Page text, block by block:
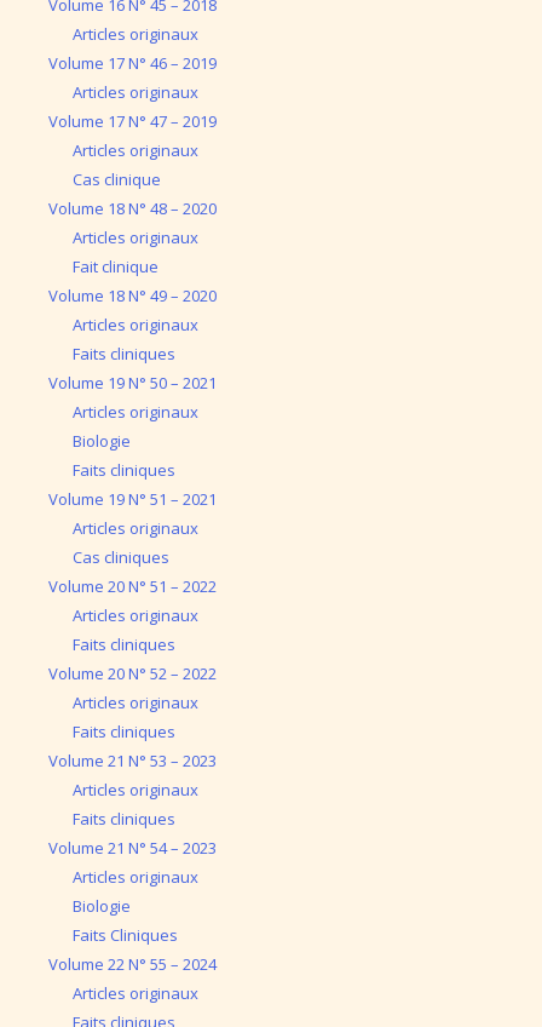
Articles originaux
Volume 17 N° 46 – 2019
Articles originaux
Volume 17 N° 47 – 2019
Articles originaux
Cas clinique
Volume 18 N° 48 – 2020
Articles originaux
Fait clinique
Volume 18 N° 49 – 2020
Articles originaux
Faits cliniques
Volume 19 N° 50 – 2021
Articles originaux
Biologie
Faits cliniques
Volume 19 N° 51 – 2021
Articles originaux
Cas cliniques
Volume 20 N° 51 – 2022
Articles originaux
Faits cliniques
Volume 20 N° 52 – 2022
Articles originaux
Faits cliniques
Volume 21 N° 53 – 2023
Articles originaux
Faits cliniques
Volume 21 N° 54 – 2023
Articles originaux
Biologie
Faits Cliniques
Volume 22 N° 55 – 2024
Articles originaux
Faits cliniques